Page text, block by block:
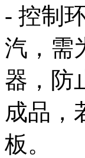
- 控制
汽，需
器，防
成品，
板。